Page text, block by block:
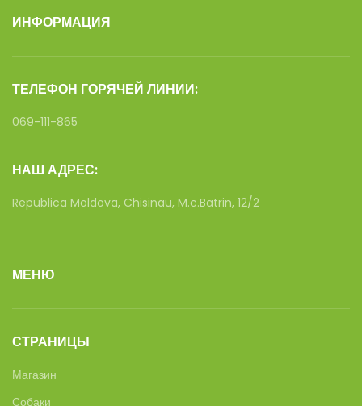
ИНФОРМАЦИЯ
ТЕЛЕФОН ГОРЯЧЕЙ ЛИНИИ:
069-111-865
НАШ АДРЕС:
Republica Moldova, Chisinau, M.c.Batrin, 12/2
МЕНЮ
СТРАНИЦЫ
Магазин
Собаки